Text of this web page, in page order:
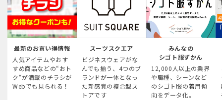
最新のお買い得情報
人気アイテムやおす
すめ商品などの“おト
ク“が満載のチラシが
Webでも見られる！
スーツスクエア
ビジネスウェアがな
んでも揃う、4つのブ
ランドが一体となっ
た新感覚の複合型ス
トアです
みんなの
シゴト服ずかん
12,000人以上の業界
や職種、シーンなど
のシゴト服の着用傾
向をデータ化。